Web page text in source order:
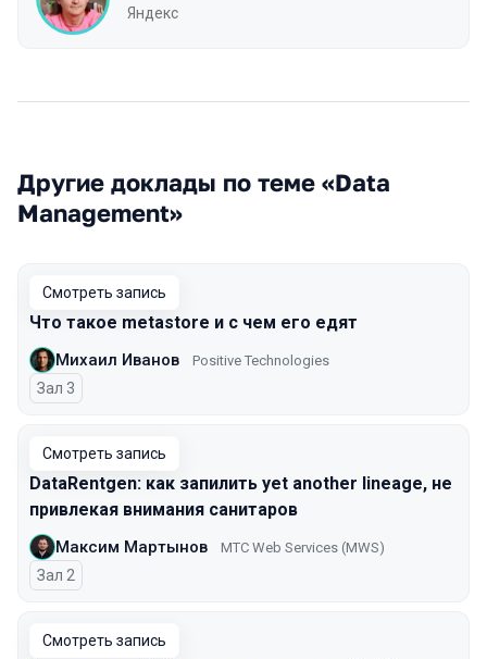
Яндекс
Другие доклады по теме «Data
Management»
Смотреть запись
Что такое metastore и с чем его едят
Михаил Иванов Positive Technologies
Зал 3
Смотреть запись
DataRentgen: как запилить yet another lineage, не
привлекая внимания санитаров
Максим Мартынов MTС Web Services (MWS)
Зал 2
Смотреть запись